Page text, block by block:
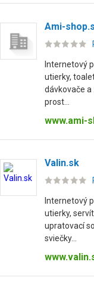
Ami-
Internetový
utierky,
dávkovače a
prost...
www.ami-
Valin.sk
Internetový
utierky,
upratovací
sviečky...